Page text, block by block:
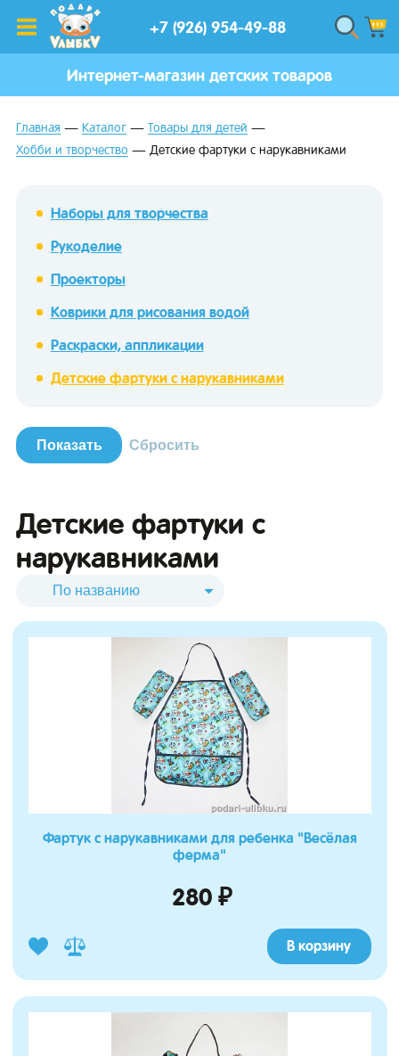
+7 (926) 954-49-88
Интернет-магазин детских товаров
Главная Каталог
Товары для детей
Хобби и творчество
Детские фартуки с нарукавниками
Наборы для творчества
Рукоделие
Проекторы
Коврики для рисования водой
Раскраски, аппликации
Детские фартуки с нарукавниками
Детские фартуки с
нарукавниками
Фартук с нарукавниками для ребенка "Весёлая
ферма"
280 ₽
В корзину